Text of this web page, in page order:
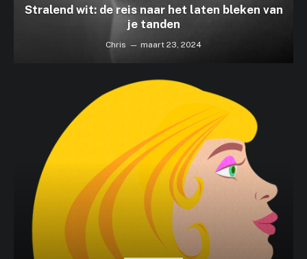
Stralend wit: de reis naar het laten bleken van
je tanden
Chris maart 23, 2024